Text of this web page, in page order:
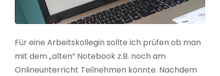
Für eine Arbeitskollegin sollte ich prüfen ob man
mit dem „alten“ Notebook z.B. noch am
Onlineunterricht Teilnehmen könnte. Nachdem